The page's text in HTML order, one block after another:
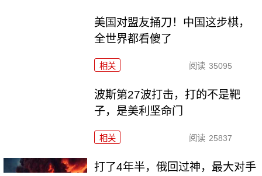
美国对盟友捅刀！中国这步棋，
全世界都看傻了
相关 阅读 35095
波斯第27波打击，打的不是靶
子，是美利坚命门
相关 阅读 25837
打了4年半，俄回过神，最大对手